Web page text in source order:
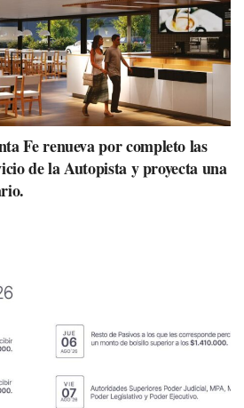
Fe renueva por completo las
de la Autopista y proyecta una